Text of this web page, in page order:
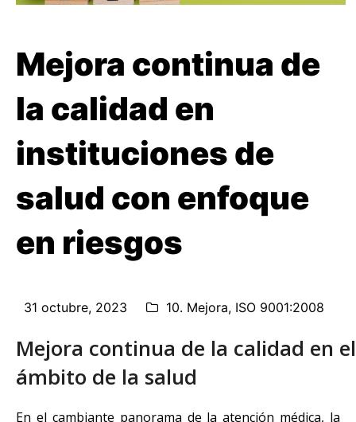
Buscar Enviar
Mejora continua de
la calidad en
instituciones de
salud con enfoque
en riesgos
31 octubre, 2023 10. Mejora, ISO 9001:2008
Mejora continua de la calidad en el
ámbito de la salud
En el cambiante panorama de la atención médica, la